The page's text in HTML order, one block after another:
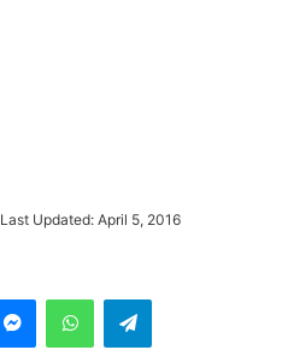
Last Updated: April 5, 2016